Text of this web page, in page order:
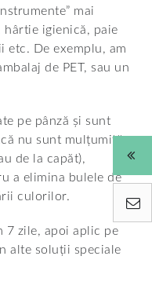
mai
igienică, paie
De exemplu, am
de PET, sau un
pe pânză și sunt
nu sunt mulțumită,
de la capăt),
a elimina bulele de
culorilor.
7 zile, apoi aplic pe
alte soluții speciale